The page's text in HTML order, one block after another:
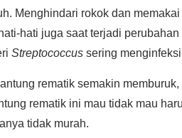
Menghindari rokok dan
hati juga saat terjadi
Streptococcus sering
rematik semakin
rematik ini mau tidak mau
tidak murah.